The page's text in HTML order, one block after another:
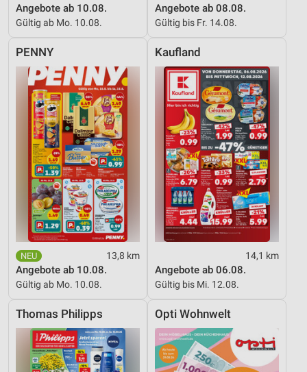
Angebote ab 10.08.
Gültig ab Mo. 10.08.
Angebote ab 08.08.
Gültig bis Fr. 14.08.
PENNY
13,8 km
Angebote ab 10.08.
Gültig ab Mo. 10.08.
Kaufland
14,1 km
Angebote ab 06.08.
Gültig bis Mi. 12.08.
Thomas Philipps Opti Wohnwelt
IAB-Besonderheiten:
Informationen identifizieren
Nicht-IAB-Verarbeitungszwecke:
Notwendig
Performance
Funktional
Werbung